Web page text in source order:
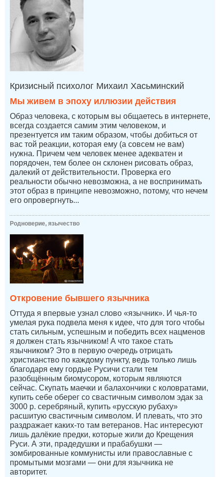
Кризисный психолог Михаил Хасьминский
Мы живем в эпоху иллюзии действия
Образ человека, с которым вы общаетесь в интернете,
всегда создается самим этим человеком, и
презентуется им таким образом, чтобы добиться от
вас той реакции, которая ему (а совсем не вам)
нужна. Причем чем человек менее адекватен и
порядочен, тем более он склонен рисовать образ,
далекий от действительности. Проверка его
реальности обычно невозможна, а не воспринимать
этот образ в принципе невозможно, потому, что нечем
его опровергнуть...
Родноверие, язычество
Откровение бывшего язычника
Оттуда я впервые узнал слово «язычник». И чья-то
умелая рука подвела меня к идее, что для того чтобы
стать сильным, успешным и победить всех нацменов
я должен стать язычником! А что такое стать
язычником? Это в первую очередь отрицать
христианство по каждому пункту, ведь только лишь
благодаря ему гордые Русичи стали тем
разобщённым биомусором, которым являются
сейчас. Скупать маечки и балахончики с коловратами,
купить себе оберег со свастичным символом эдак за
3000 р. серебряный, купить «русскую рубаху»
расшитую свастичным символом. И плевать, что это
раздражает каких-то там ветеранов. Нас интересуют
лишь далёкие предки, которые жили до Крещения
Руси. А эти, прадедушки и прабабушки —
зомбированные коммунисты или православные с
промытыми мозгами — они для язычника не
авторитет.